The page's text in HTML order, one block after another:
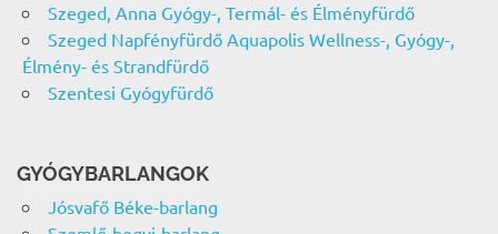
Szeged, Anna Gyógy-, Termál- és Élményfürdő
Szeged Napfényfürdő Aquapolis Wellness-, Gyógy-,
Élmény- és Strandfürdő
Szentesi Gyógyfürdő
GYÓGYBARLANGOK
Jósvafő Béke-barlang